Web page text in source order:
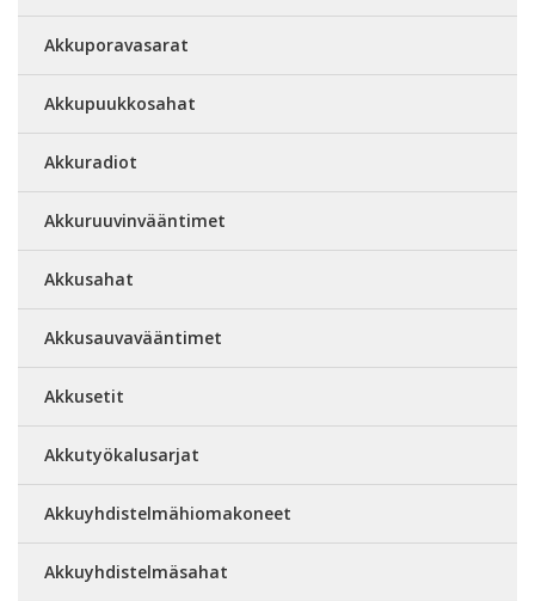
Akkuporavasarat
Akkupuukkosahat
Akkuradiot
Akkuruuvinvääntimet
Akkusahat
Akkusauvavääntimet
Akkusetit
Akkutyökalusarjat
Akkuyhdistelmähiomakoneet
Akkuyhdistelmäsahat